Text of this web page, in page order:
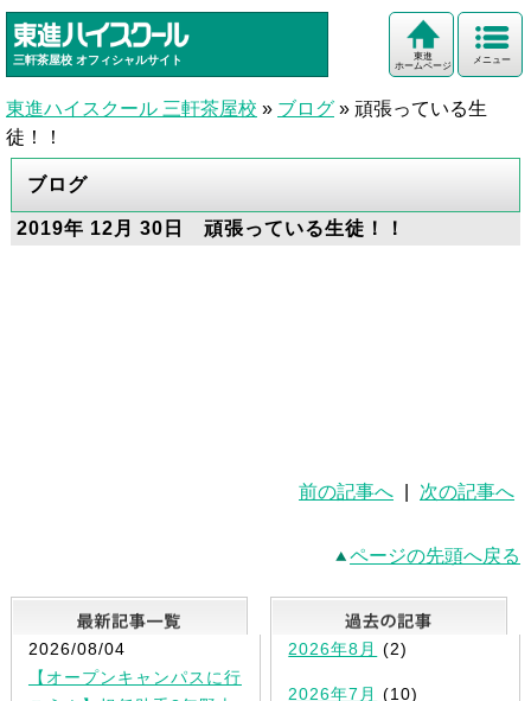
三軒茶屋校 オフィシャルサイト メニュー
東進
ホームページ
東進ハイスクール 三軒茶屋校 » ブログ » 頑張っている生
徒！！
ブログ
2019年 12月 30日 頑張っている生徒！！
前の記事へ 次の記事へ
ページの先頭へ戻る
最新記事一覧
2026/08/04
【オープンキャンパスに行
2026年8月 (2)
2026年7月 (10)